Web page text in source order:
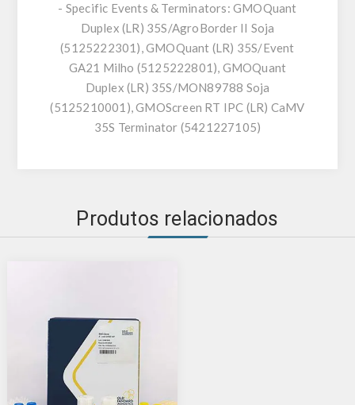
- Specific Events & Terminators: GMOQuant
Duplex (LR) 35S/AgroBorder II Soja
(5125222301), GMOQuant (LR) 35S/Event
GA21 Milho (5125222801), GMOQuant
Duplex (LR) 35S/MON89788 Soja
(5125210001), GMOScreen RT IPC (LR) CaMV
35S Terminator (5421227105)
Produtos relacionados